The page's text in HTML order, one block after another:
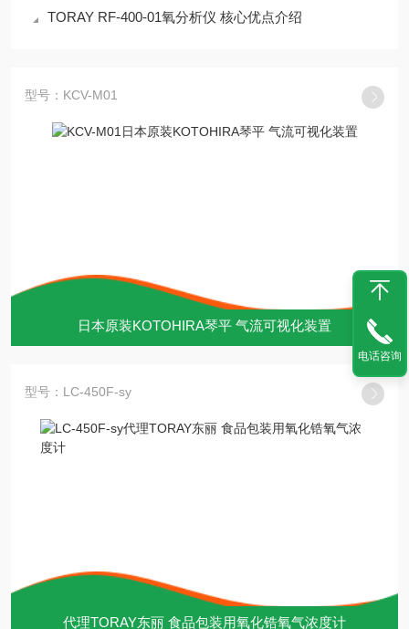
TORAY RF-400-01氧分析仪 核心优点介绍
型号：KCV-M01
日本原装KOTOHIRA琴平 气流可视化装置
型号：LC-450F-sy
代理TORAY东丽 食品包装用氧化锆氧气浓度计
电话咨询